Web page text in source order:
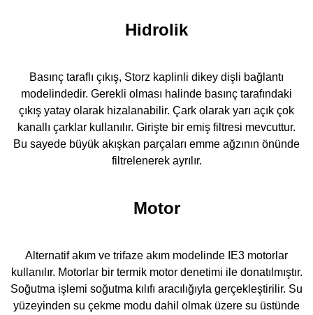
Hidrolik
Basınç taraflı çıkış, Storz kaplinli dikey dişli bağlantı
modelindedir. Gerekli olması halinde basınç tarafındaki
çıkış yatay olarak hizalanabilir. Çark olarak yarı açık çok
kanallı çarklar kullanılır. Girişte bir emiş filtresi mevcuttur.
Bu sayede büyük akışkan parçaları emme ağzının önünde
filtrelenerek ayrılır.
Motor
Alternatif akım ve trifaze akım modelinde IE3 motorlar
kullanılır. Motorlar bir termik motor denetimi ile donatılmıştır.
Soğutma işlemi soğutma kılıfı aracılığıyla gerçekleştirilir. Su
yüzeyinden su çekme modu dahil olmak üzere su üstünde